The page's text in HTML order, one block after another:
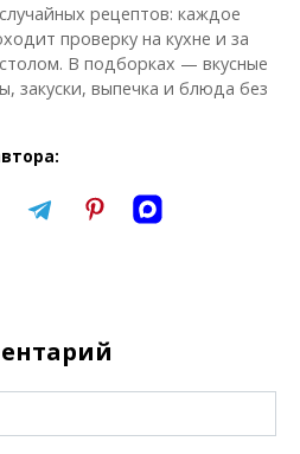
рецептов: каждое
проверку на кухне и за
В подборках — вкусные
закуски, выпечка и блюда без